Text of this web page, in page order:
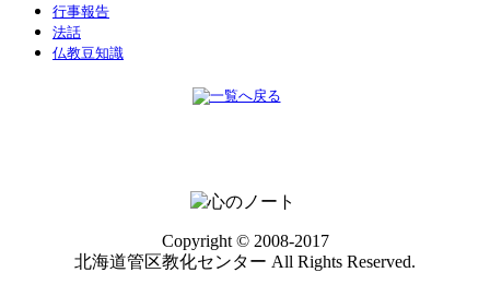
行事報告
法話
仏教豆知識
Copyright © 2008-2017
北海道管区教化センター All Rights Reserved.